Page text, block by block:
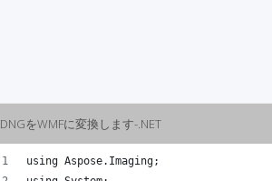
DNGをWMFに変換します-.NET